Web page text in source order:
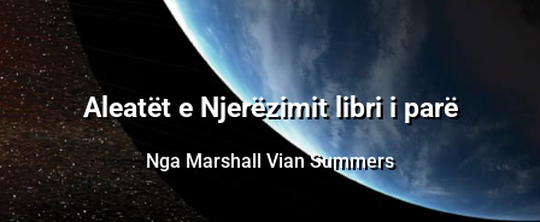
Aleatët e Njerëzimit libri i parë
Nga Marshall Vian Summers